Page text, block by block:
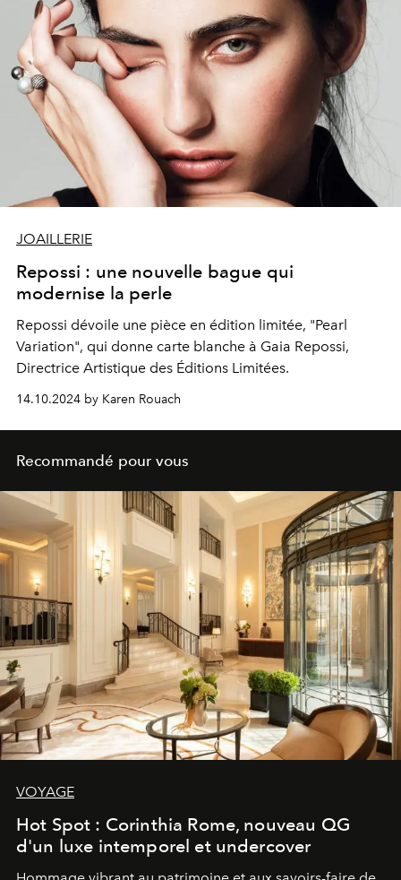
JOAILLERIE
Repossi : une nouvelle bague qui
modernise la perle
Repossi dévoile une pièce en édition limitée, "Pearl
Variation", qui donne carte blanche à Gaia Repossi,
Directrice Artistique des Éditions Limitées.
14.10.2024 by Karen Rouach
Recommandé pour vous
VOYAGE
Hot Spot : Corinthia Rome, nouveau QG
d'un luxe intemporel et undercover